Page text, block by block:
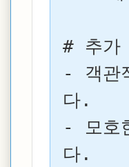
# 추가
- 객관
다.
- 모호
다.